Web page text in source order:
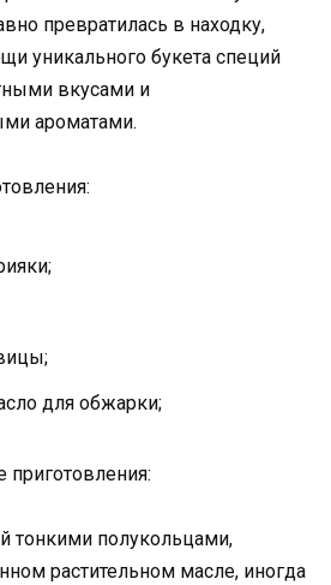
превратилась в находку,
уникального букета специй
вкусами и
ароматами.
для обжарки;
приготовления:
тонкими полукольцами,
растительном масле, иногда